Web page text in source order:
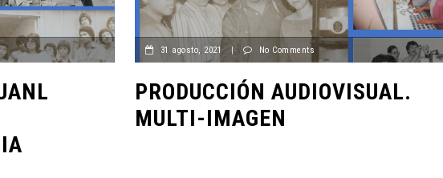
31 agosto, 2021 | No Comments
PRODUCCIÓN AUDIOVISUAL.
MULTI-IMAGEN